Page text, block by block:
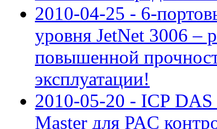
2010-04-25 - 6-
уровня JetNet 3006 –
повышенной
эксплуатации!
2010-05-20 - ICP
Master для PAC